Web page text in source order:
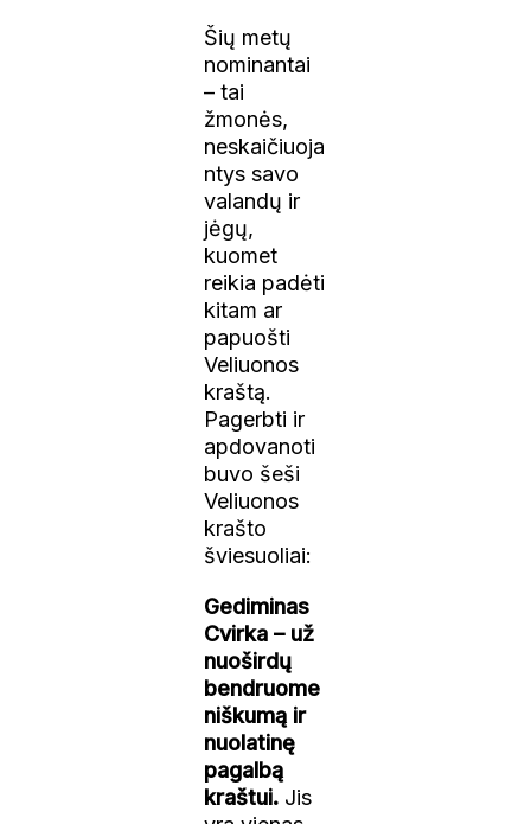
Šių metų
nominantai
– tai
žmonės,
neskaičiuoja
ntys savo
valandų ir
jėgų,
kuomet
reikia padėti
kitam ar
papuošti
Veliuonos
kraštą.
Pagerbti ir
apdovanoti
buvo šeši
Veliuonos
krašto
šviesuoliai:
Gediminas
Cvirka – už
nuoširdų
bendruome
niškumą ir
nuolatinę
pagalbą
kraštui. Jis